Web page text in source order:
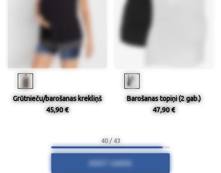
Grūtnieču/barošanas krekliņš
45,90 €
Barošanas topiņi (2 gab.)
47,90 €
40 / 43